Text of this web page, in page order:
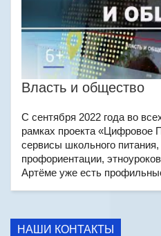
Власть и общество
С сентября 2022 года во
рамках проекта «Цифровое
сервисы школьного
профориентации,
Артёме уже есть
НАШИ КОНТАКТЫ